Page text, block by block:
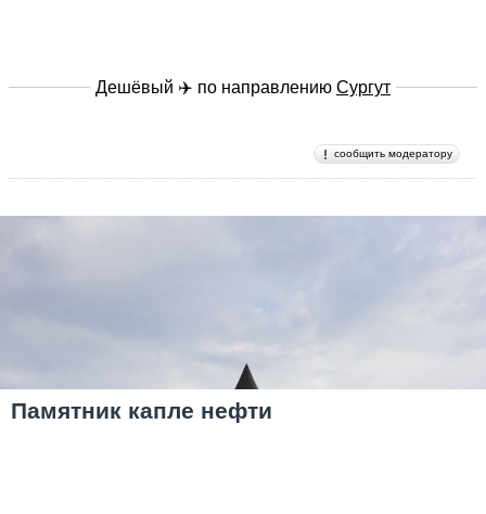
Дешёвый ✈️ по направлению Сургут
сообщить модератору
Памятник капле нефти